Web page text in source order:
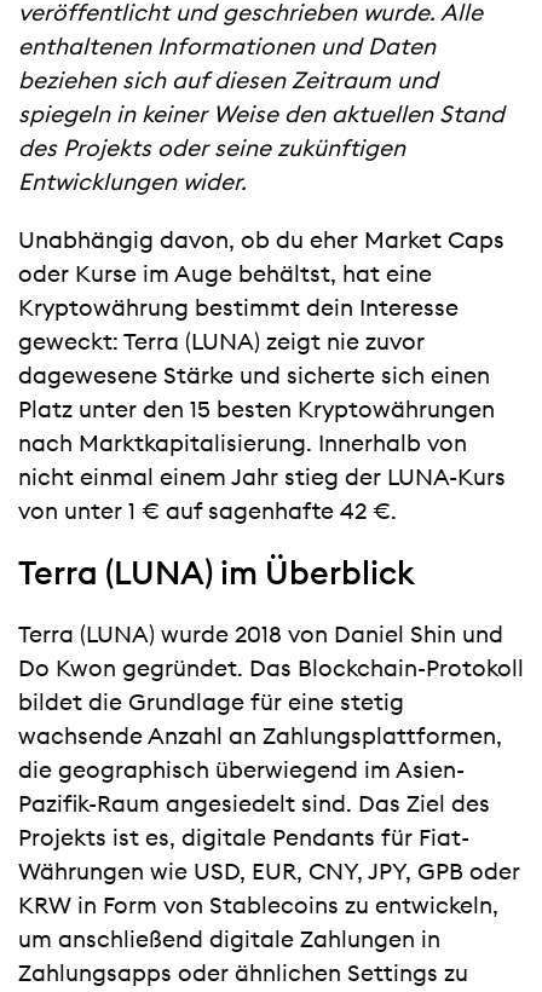
veröffentlicht und geschrieben wurde. Alle
enthaltenen Informationen und Daten
beziehen sich auf diesen Zeitraum und
spiegeln in keiner Weise den aktuellen Stand
des Projekts oder seine zukünftigen
Entwicklungen wider.
Unabhängig davon, ob du eher Market Caps
oder Kurse im Auge behältst, hat eine
Kryptowährung bestimmt dein Interesse
geweckt: Terra (LUNA) zeigt nie zuvor
dagewesene Stärke und sicherte sich einen
Platz unter den 15 besten Kryptowährungen
nach Marktkapitalisierung. Innerhalb von
nicht einmal einem Jahr stieg der LUNA-Kurs
von unter 1 € auf sagenhafte 42 €.
Terra (LUNA) im Überblick
Terra (LUNA) wurde 2018 von Daniel Shin und
Do Kwon gegründet. Das Blockchain-Protokoll
bildet die Grundlage für eine stetig
wachsende Anzahl an Zahlungsplattformen,
die geographisch überwiegend im Asien-
Pazifik-Raum angesiedelt sind. Das Ziel des
Projekts ist es, digitale Pendants für Fiat-
Währungen wie USD, EUR, CNY, JPY, GPB oder
KRW in Form von Stablecoins zu entwickeln,
um anschließend digitale Zahlungen in
Zahlungsapps oder ähnlichen Settings zu